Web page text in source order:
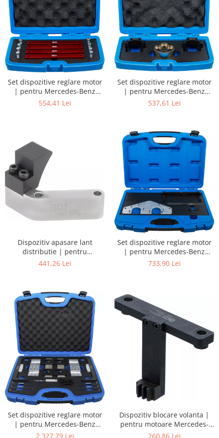
Set dispozitive reglare motor
| pentru Mercedes-Benz
M276, M157, M278 | 12 piese
554,41 Lei
Set dispozitive reglare motor
| pentru Mercedes-Benz
OM651
537,61 Lei
Dispozitiv apasare lant
distributie | pentru
Mercedes-Benz
441,26 Lei
Set dispozitive reglare motor
| pentru Mercedes-Benz
M156 and M159
733,90 Lei
Set dispozitive reglare motor
| pentru Mercedes-Benz
M176 / M177 / M178
2.327,79 Lei
Dispozitiv blocare volanta |
pentru motoare Mercedes-
Benz M133, M270, M607,
260,86 Lei